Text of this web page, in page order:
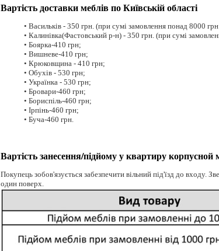
Вартість доставки меблів по Київській області
• Васильків - 350 грн. (при сумі замовлення понад 8000
• Калинівка(Фастовський р-н) - 350 грн. (при сумі
• Боярка-410 грн;
• Вишневе-410 грн;
• Крюковщина - 410 грн;
• Обухів - 530 грн;
• Українка - 530 грн;
• Бровари-460 грн;
• Бориспіль-460 грн;
• Ірпінь-460 грн;
• Буча-460 грн.
Вартість занесення/підйому у квартиру корпусной
Покупець зобов'язується забезпечити вільний під'їзд до входу.
один поверх.